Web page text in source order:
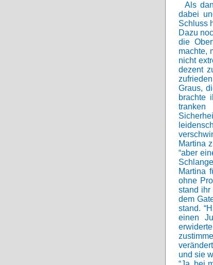
Als
dabei
Schluss
Dazu
die
machte,
nicht
dezent
Graus,
brachte
Martina
“aber
Martina
ohne
stand ihr
dem
stand.
einen
und sie